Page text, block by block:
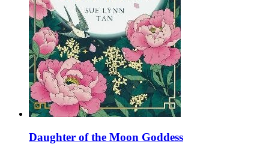
Daughter of the Moon Goddess